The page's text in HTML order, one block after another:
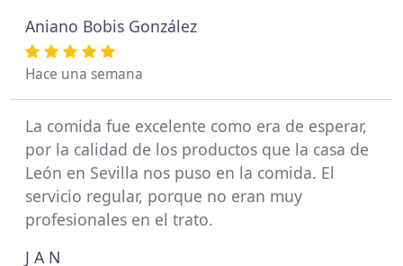
Aniano Bobis González
Hace una semana
La comida fue excelente como era de esperar,
por la calidad de los productos que la casa de
León en Sevilla nos puso en la comida. El
servicio regular, porque no eran muy
profesionales en el trato.
J A N